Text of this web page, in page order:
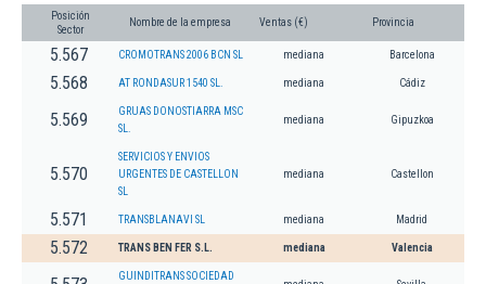
Posición
Sector
Nombre de la empresa Ventas (€) Provincia
5.567 CROMOTRANS 2006 BCN SL mediana Barcelona
5.568 AT RONDASUR 1540 SL. mediana Cádiz
5.569
GRUAS DONOSTIARRA MSC
SL.
mediana Gipuzkoa
5.570
SERVICIOS Y ENVIOS
URGENTES DE CASTELLON
SL
mediana Castellon
5.571 TRANSBLANAVI SL mediana Madrid
5.572 TRANS BEN FER S.L. mediana Valencia
GUINDITRANS SOCIEDAD